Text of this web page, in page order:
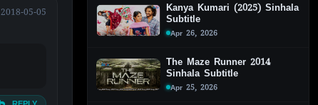
2018-05-05
Kanya Kumari (2025) Sinhala
Subtitle
Apr 26, 2026
The Maze Runner 2014
Sinhala Subtitle
Apr 25, 2026